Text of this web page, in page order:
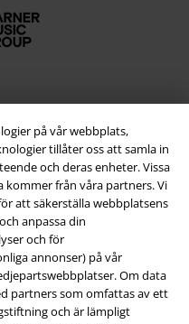
på vår webbplats,
tillåter oss att samla in
och deras enheter. Vissa
kommer från våra partners. Vi
att säkerställa webbplatsens
anpassa din
och för
annonser) på vår
Om data
partners som omfattas av ett
och är lämpligt